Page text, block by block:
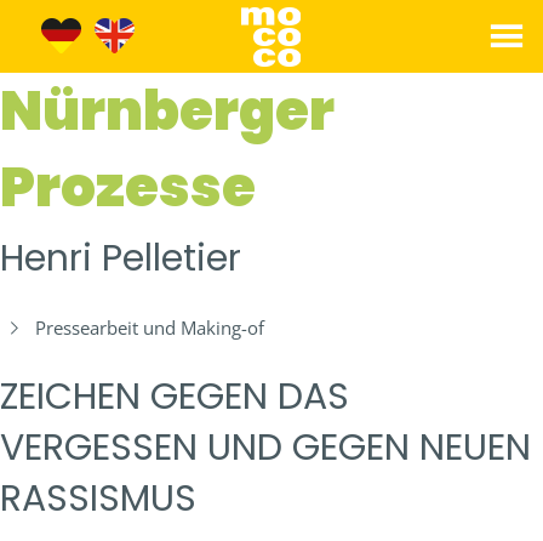
Nürnberger
Prozesse
Henri Pelletier
Pressearbeit und Making-of
ZEICHEN GEGEN DAS
VERGESSEN UND GEGEN NEUEN
RASSISMUS